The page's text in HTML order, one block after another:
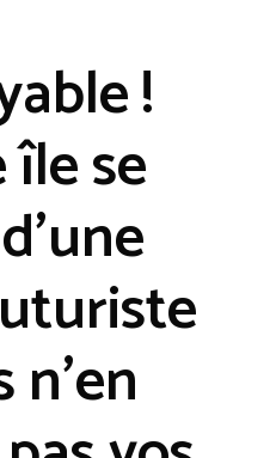
!
se